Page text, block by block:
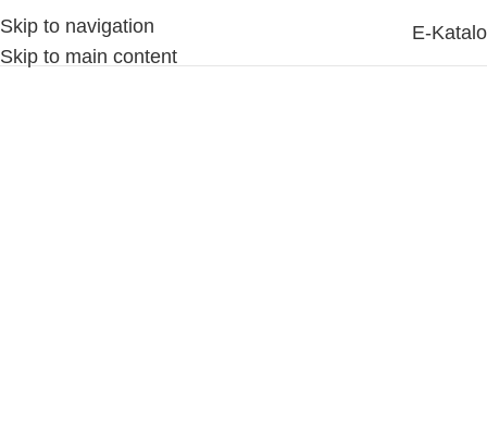
Skip to navigation
Skip to main content
MENU E-